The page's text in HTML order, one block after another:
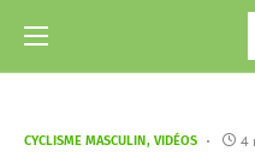
CYCLISME MASCULIN VIDÉOS 4